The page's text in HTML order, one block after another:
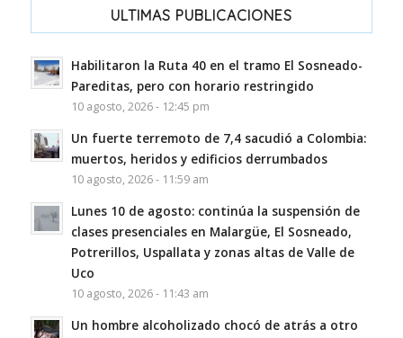
ULTIMAS PUBLICACIONES
Habilitaron la Ruta 40 en el tramo El Sosneado-
Pareditas, pero con horario restringido
10 agosto, 2026 - 12:45 pm
Un fuerte terremoto de 7,4 sacudió a Colombia:
muertos, heridos y edificios derrumbados
10 agosto, 2026 - 11:59 am
Lunes 10 de agosto: continúa la suspensión de
clases presenciales en Malargüe, El Sosneado,
Potrerillos, Uspallata y zonas altas de Valle de
Uco
10 agosto, 2026 - 11:43 am
Un hombre alcoholizado chocó de atrás a otro